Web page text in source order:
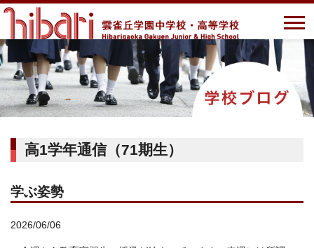
高1学年通信（71期生）
学ぶ姿勢
2026/06/06